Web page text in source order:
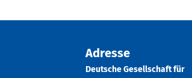
Adresse
Deutsche Gesellschaft für